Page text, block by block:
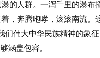
的人群。一泻千里的瀑
，奔腾咆哮，滚滚南流。
们伟大中华民族精神的象
涵盖包容。